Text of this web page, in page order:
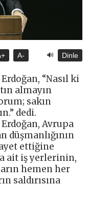
A- 🔊 Dinle
“Nasıl ki
almayın
sakın
dedi.
Avrupa
düşmanlığının
ettiğine
ait iş yerlerinin,
hemen her
saldırısına